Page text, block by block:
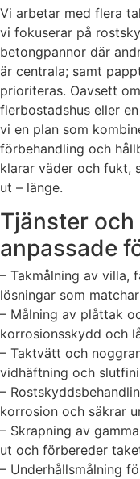
Vi arbetar med flera
vi fokuserar på
betongpannor där
är centrala; samt
prioriteras. Oavsett
flerbostadshus eller
vi en plan som
förbehandling och
klarar väder och fukt,
ut – länge.
Tjänster
anpassade
– Takmålning av villa,
lösningar som
– Målning av plåttak
korrosionsskydd och
– Taktvätt och
vidhäftning och
–
korrosion och säkrar
– Skrapning av
ut och förbereder
– Underhållsmålning